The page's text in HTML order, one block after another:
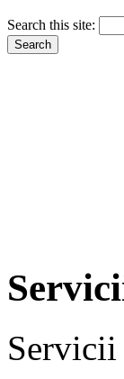
Search this site: